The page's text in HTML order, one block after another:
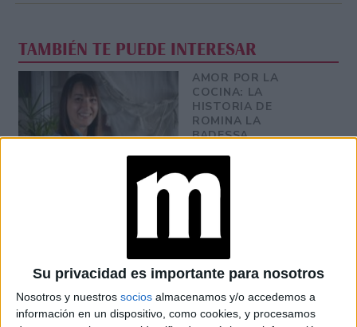
Su privacidad es importante para nosotros
Nosotros y nuestros socios almacenamos y/o accedemos a
información en un dispositivo, como cookies, y procesamos
TAMBIÉN TE PUEDE INTERESAR
AMOR POR LA
COCINA: LA
HISTORIA DE
ROMINA LA
BADESSA,
PASTELERÍA
PREMIUM Y ALTA
REGALAR
PASTELERÍA
JAPONESA: TODOS